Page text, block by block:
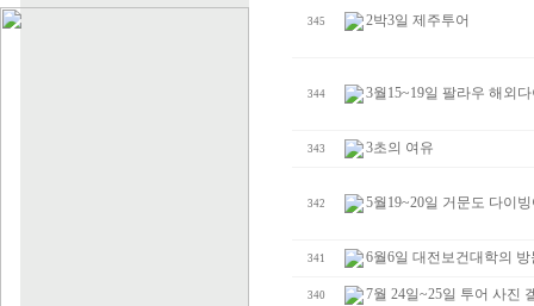
345 2박3일 제주투어
344 3월15~19일 팔라우 해외
343 3초의 여유
342 5월19~20일 거문도 다이
341 6월6일 대전보건대학의
340 7월 24일~25일 투어 사진